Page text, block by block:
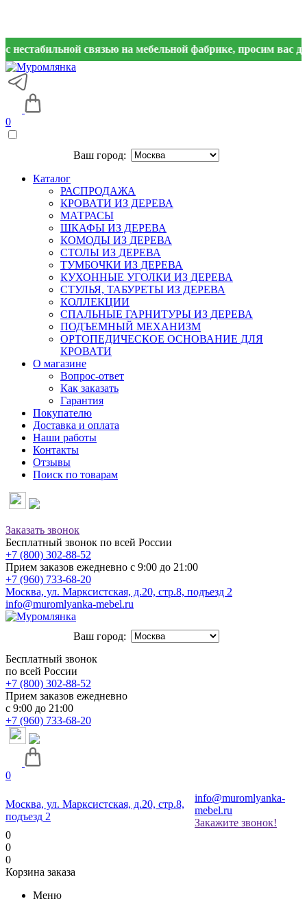
связью на мебельной фабрике, просим вас
0
Ваш город:
Каталог
РАСПРОДАЖА
КРОВАТИ ИЗ ДЕРЕВА
МАТРАСЫ
ШКАФЫ ИЗ ДЕРЕВА
КОМОДЫ ИЗ ДЕРЕВА
СТОЛЫ ИЗ ДЕРЕВА
ТУМБОЧКИ ИЗ ДЕРЕВА
КУХОННЫЕ УГОЛКИ ИЗ ДЕРЕВА
СТУЛЬЯ, ТАБУРЕТЫ ИЗ ДЕРЕВА
КОЛЛЕКЦИИ
СПАЛЬНЫЕ ГАРНИТУРЫ ИЗ ДЕРЕВА
ПОДЪЕМНЫЙ МЕХАНИЗМ
ОРТОПЕДИЧЕСКОЕ ОСНОВАНИЕ ДЛЯ
КРОВАТИ
О магазине
Вопрос-ответ
Как заказать
Гарантия
Покупателю
Доставка и оплата
Наши работы
Контакты
Отзывы
Поиск по товарам
Заказать звонок
Бесплатный звонок по всей России
+7 (800) 302-88-52
Прием заказов ежедневно с 9:00 до 21:00
+7 (960) 733-68-20
Москва, ул. Марксистская, д.20, стр.8, подъезд 2
info@muromlyanka-mebel.ru
Ваш город:
Бесплатный звонок
по всей России
+7 (800) 302-88-52
Прием заказов ежедневно
с 9:00 до 21:00
+7 (960) 733-68-20
0
Москва, ул. Марксистская, д.20, стр.8,
подъезд 2
info@muromlyanka-
mebel.ru
Закажите звонок!
0
0
0
Корзина заказа
Меню